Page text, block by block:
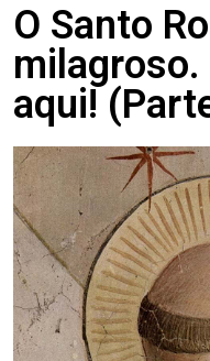
O Santo
milagroso.
aqui!